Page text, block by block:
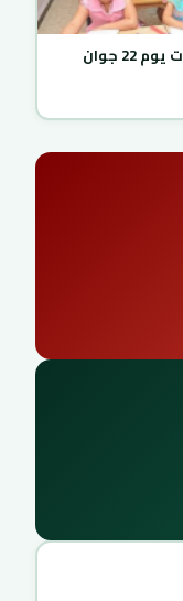
دفتر و شهادات لامتحان تقييم المكتسبات يوم 22 جوان